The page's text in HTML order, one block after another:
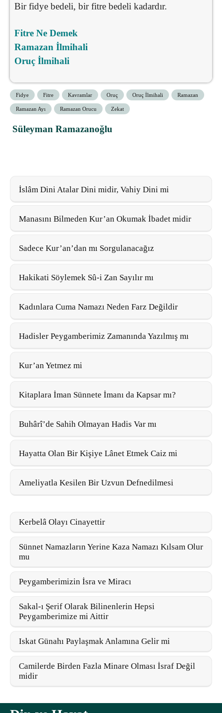
Bir fidye bedeli, bir fitre bedeli kadardır.
Fitre Ne Demek
Ramazan İlmihali
Oruç İlmihali
Fidye Fitre Kavramlar Oruç Oruç İlmihali Ramazan
Ramazan Ayı Ramazan Orucu Zekat
Süleyman Ramazanoğlu
İslâm Dini Atalar Dini midir, Vahiy Dini mi
Manasını Bilmeden Kur’an Okumak İbadet midir
Sadece Kur’an’dan mı Sorgulanacağız
Hakikati Söylemek Sû-i Zan Sayılır mı
Kadınlara Cuma Namazı Neden Farz Değildir
Hadisler Peygamberimiz Zamanında Yazılmış mı
Kur’an Yetmez mi
Kitaplara İman Sünnete İmanı da Kapsar mı?
Buhârî’de Sahih Olmayan Hadis Var mı
Hayatta Olan Bir Kişiye Lânet Etmek Caiz mi
Ameliyatla Kesilen Bir Uzvun Defnedilmesi
Kerbelâ Olayı Cinayettir
Sünnet Namazların Yerine Kaza Namazı Kılsam Olur
mu
Peygamberimizin İsra ve Miracı
Sakal-ı Şerif Olarak Bilinenlerin Hepsi
Peygamberimize mi Aittir
Iskat Günahı Paylaşmak Anlamına Gelir mi
Camilerde Birden Fazla Minare Olması İsraf Değil
midir